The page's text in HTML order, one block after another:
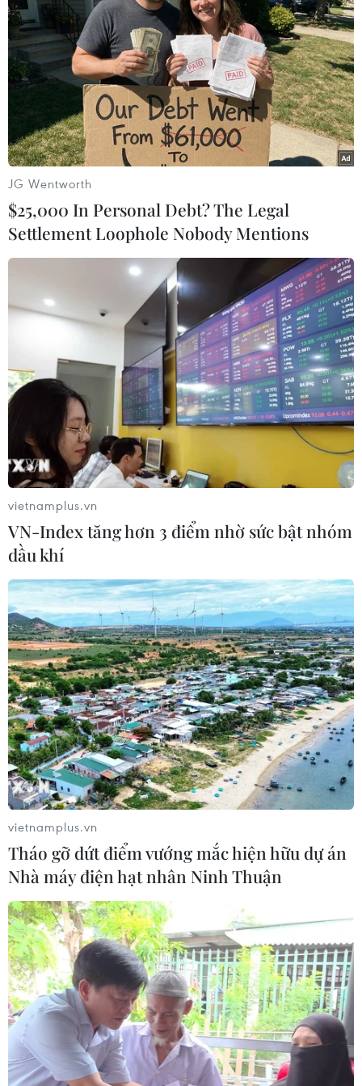
Tân Miss Grand International và chuỗi
hoạt động ý nghĩa tại Nam Mỹ
30/03/2022 23:00
Tân Miss Grand International đang thực hiện chuỗi hoạt
động ý nghĩa tại các nước Nam Mỹ. Đặc biệt, hoa hậu
sinh năm 1998 còn học dùng ngôn ngữ ký hiệu để giao
tiếp với trẻ em khuyết tật.
Miss Grand Vietnam 2022 tìm người kế
nhiệm Nguyễn Thúc Thùy Tiên
06/05/2022 04:20
Miss Grand Vietnam 2022 vừa chính thức được khởi
động nhằm tìm kiếm gương mặt kế nhiệm Nguyễn Thúc
Thùy Tiên tham dự cuộc thi nhan sắc quốc tế Miss
Grand International 2022 (Hoa hậu Hòa bình Quốc tế).
Miss Grand International Thùy
Tiên chất lừ với hình ảnh cổ điển
JG Wentworth
$25,000 In Personal Debt? The Legal
Settlement Loophole Nobody Mentions
vietnamplus.vn
VN-Index tăng hơn 3 điểm nhờ sức bật nhóm
dầu khí
vietnamplus.vn
Tháo gỡ dứt điểm vướng mắc hiện hữu dự án
Nhà máy điện hạt nhân Ninh Thuận